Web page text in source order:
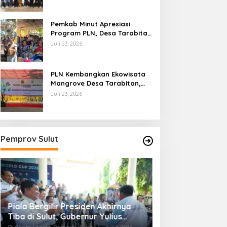
Pemkab Minut Apresiasi
Program PLN, Desa Tarabitan
Disiapkan Jadi Percontohan
Juli 23, 2026
PLN Kembangkan Ekowisata
Mangrove Desa Tarabitan,
Dorong UMK dan Ekonomi
Juli 23, 2026
Pemprov Sulut
Piala Bergilir Presiden Akhirnya
Tiba di Sulut, Gubernur Yulius